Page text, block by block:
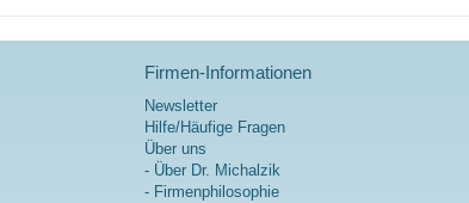
Firmen-Informationen
Newsletter
Hilfe/Häufige Fragen
Über uns
- Über Dr. Michalzik
- Firmenphilosophie